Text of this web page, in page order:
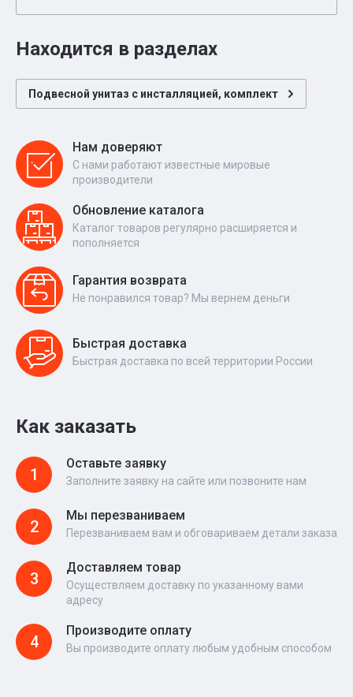
Находится в разделах
Подвесной унитаз с инсталляцией, комплект
Нам доверяют
С нами работают известные мировые
производители
Обновление каталога
Каталог товаров регулярно расширяется и
пополняется
Гарантия возврата
Не понравился товар? Мы вернем деньги
Быстрая доставка
Быстрая доставка по всей территории России
Как заказать
1
Оставьте заявку
Заполните заявку на сайте или позвоните нам
2
Мы перезваниваем
Перезваниваем вам и обговариваем детали заказа
3
Доставляем товар
Осуществляем доставку по указанному вами
адресу
4
Производите оплату
Вы производите оплату любым удобным способом